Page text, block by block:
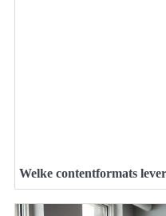
Welke contentformats